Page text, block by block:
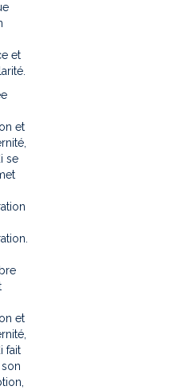
et
et
se
et
fait